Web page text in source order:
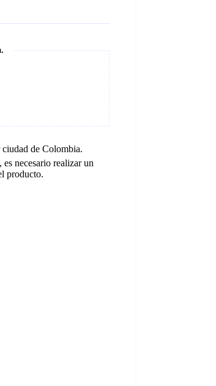
de Colombia.
es necesario realizar un
producto.